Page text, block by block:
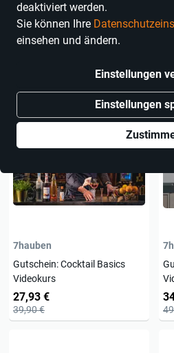
deaktiviert werden.
Sie können Ihre
einsehen und ändern.
Einstellungen
Einstellungen
Alle
Angebote
7hauben
Gutschein: Cocktail Basics
Videokurs
27,93 €
39,90 €